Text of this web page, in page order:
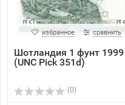
избранное сравнить
Шотландия 1 фунт 1999
(UNC Pick 351d)
(0)